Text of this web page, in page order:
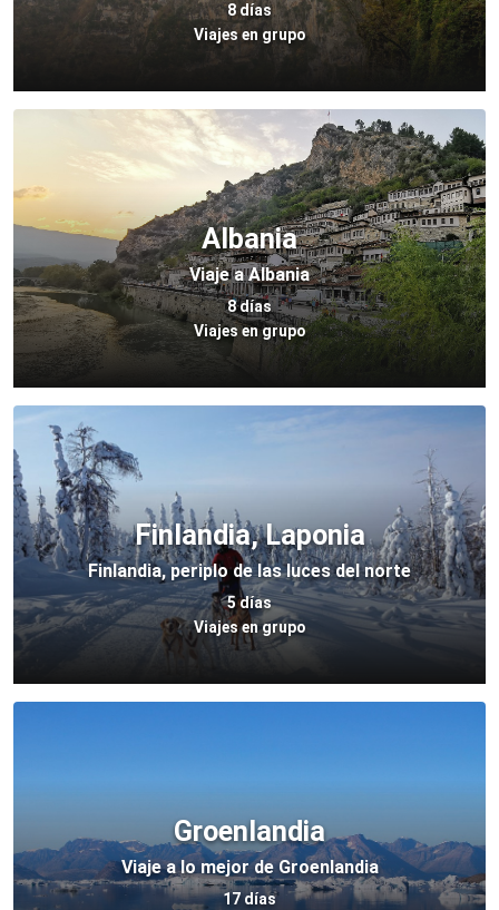
8 días
Viajes en grupo
Albania
Viaje a Albania
8 días
Viajes en grupo
Finlandia, Laponia
Finlandia, periplo de las luces del norte
5 días
Viajes en grupo
Groenlandia
Viaje a lo mejor de Groenlandia
17 días